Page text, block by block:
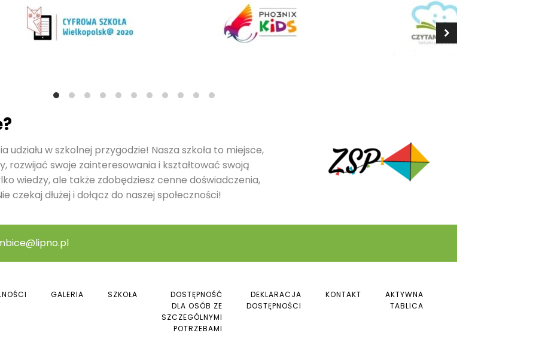
udziału w szkolnej przygodzie! Nasza szkoła to miejsce,
rozwijać swoje zainteresowania i kształtować swoją
wiedzy, ale także zdobędziesz cenne doświadczenia,
czekaj dłużej i dołącz do naszej społeczności!
GALERIA SZKOŁA
DOSTĘPNOŚĆ
DLA OSÓB ZE
SZCZEGÓLNYMI
POTRZEBAMI
DEKLARACJA
DOSTĘPNOŚCI
KONTAKT
AKTYWNA
TABLICA